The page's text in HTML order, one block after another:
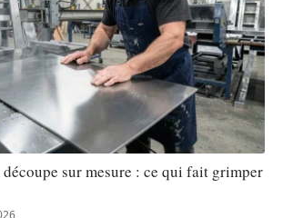
sur mesure : ce qui fait grimper